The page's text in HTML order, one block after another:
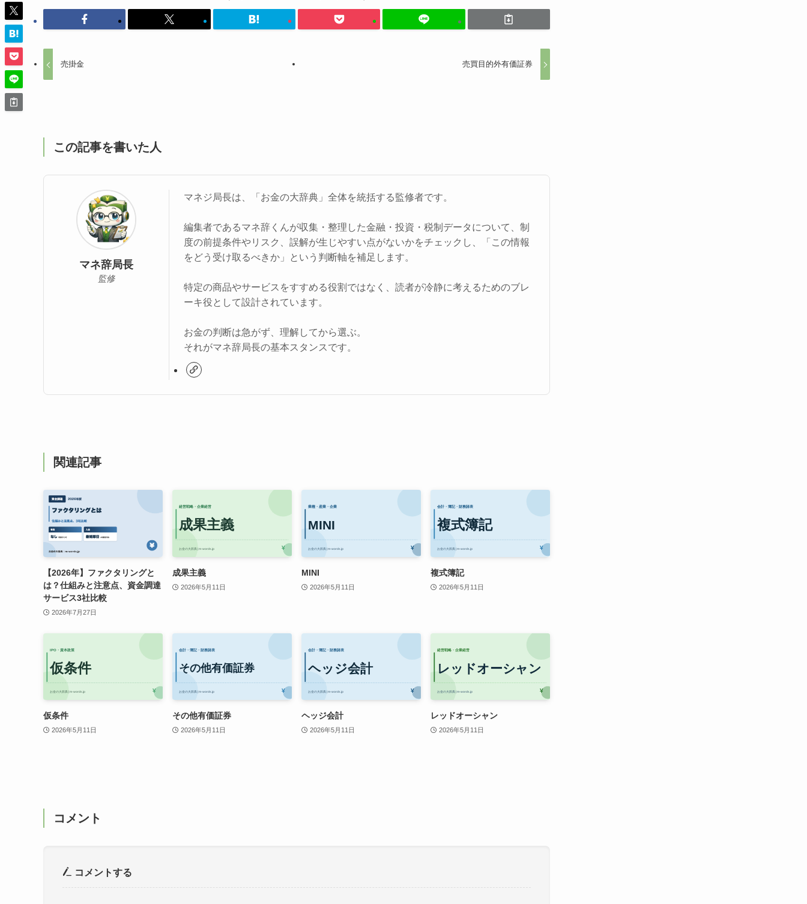
売掛金 売買目的外有価証券
この記事を書いた人
マネ辞局長
監修
マネジ局長は、「お金の大辞典」全体を統括する監修者です。
編集者であるマネ辞くんが収集・整理した金融・投資・税制データについて、制
度の前提条件やリスク、誤解が生じやすい点がないかをチェックし、「この情報
をどう受け取るべきか」という判断軸を補足します。
特定の商品やサービスをすすめる役割ではなく、読者が冷静に考えるためのブレ
ーキ役として設計されています。
お金の判断は急がず、理解してから選ぶ。
それがマネ辞局長の基本スタンスです。
関連記事
【2026年】ファクタリングと
は？仕組みと注意点、資金調達
サービス3社比較
2026年7月27日
成果主義
2026年5月11日
MINI
2026年5月11日
複式簿記
2026年5月11日
仮条件
2026年5月11日
その他有価証券
2026年5月11日
ヘッジ会計
2026年5月11日
レッドオーシャン
2026年5月11日
コメント
コメントする